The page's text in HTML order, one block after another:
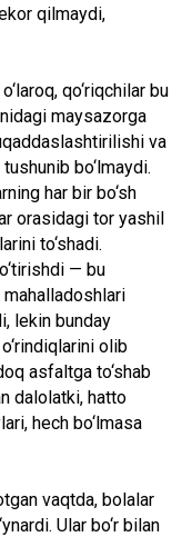
qilmaydi,
qo‘riqchilar bu
maysazorga
va
bo‘lmaydi.
har bir bo‘sh
orasidagi tor yashil
to‘shadi.
— bu
mahalladoshlari
lekin bunday
olib
asfaltga to‘shab
dalolatki, hatto
hech bo‘lmasa
vaqtda, bolalar
Ular bo‘r bilan